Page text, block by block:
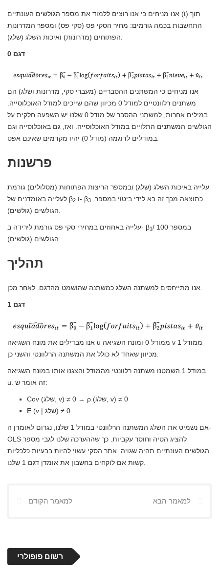
אנו מניחים כי אנו רוצים ללמוד את מספר הגולשים העונתיים (t) תוך
התחשבות בכמה גורמים: מחיר הסקי פס (סקי פס) ומספר המדרונות
דגם 0
אנו מניחים כי המשתנים ההסבריים (מעברי סקי, מדרונות ושלג) הם
משתנים רלוונטיים למודל 0 מכיוון שהם שייכים למודל האוכלוסייה.
במילים אחרות, למשתני ההסבר של מודל 0 שלנו יש השפעה חלקית על
הגולשים המשתנים התלויים במודל האוכלוסייה. ואז, גם באוכלוסייה וגם
פרשנות
עלייה באיכות השלג (שלג) ובמספר הריצות הפתוחות (מסלולים) גורמת
לעלייה באומדנים של β2 ו- β3
עלייה באחוזים במחירי סקי פס גורמת לירידה ב- β1 / 100 במספר
הגולשים (גולשים)
תהליך
אנו מתייחסים למשתנה השלג כמשתנה שהושמט מהדגם. לאחר מכן:
דגם 1
אנו מבדילים את מונח השגיאה u ממודל 0 ומונח השגיאה v ממודל 1
מכיוון שאחד לא כולל את המשתנה הרלוונטי והשני כן.
במודל 1 השמטנו משתנה רלוונטי מהמודל והצגנו אותו במונח השגיאה
u. זה אומר ש:
Cov (שלג, v) ≠ 0 → ρ (שלג, v) ≠ 0
E (v | שלג) ≠ 0
אם נשמיט את השלג המשתנה הרלוונטי במודל 1 שלנו, נגרום לאומדן ה-
OLS להציג הטיה וחוסר עקביות. כך שההערכה שלנו לגבי מספר
הגולשים העונתיים תהיה שגויה. אתר הסקי עשוי להיות בבעיות כלכליות
קשות אם לוקחים בחשבון את אומדן דגם 1 שלנו.
למאמר הקודם למאמר הבא
רשום פופולרי